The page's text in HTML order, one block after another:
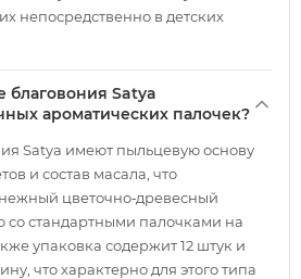
непосредственно в детских
Satya
ароматических палочек?
Satya имеют пыльцевую основу
и состав масала, что
цветочно‑древесный
со стандартными палочками на
упаковка содержит 12 штук и
что характерно для этого типа